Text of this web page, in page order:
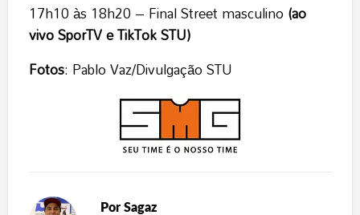
17h10 às 18h20 – Final Street masculino (ao
vivo SporTV e TikTok STU)
Fotos: Pablo Vaz/Divulgação STU
Por Sagaz